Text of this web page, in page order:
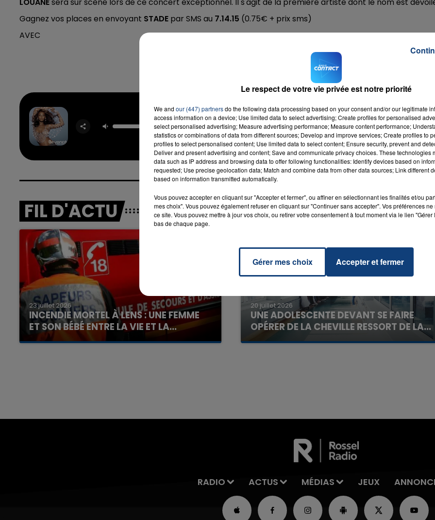
Gagnez vos places en envoyant STADE par SMS au 7.14.15 (0.75€ + prix sms)
AVEC
Naughty Girl
BEYONCE
RADIO CONTACT
FIL D'ACTU
23 juillet 2026
INCENDIE MORTEL À LENS : UNE FEMME
ET SON BÉBÉ ENTRE LA VIE ET LA...
Un homme s'est immolé par le feu après avoir
20 juillet 2026
UNE ADOLESCENTE DEVANT SE FAIRE
OPÉRER DE LA CHEVILLE RESSORT DE LA...
La famille a porté plainte contre la clinique qui a
RADIO ACTUS MÉDIAS JEUX
Le respect de votre vie privée est notre priorité
We and our (447) partnersdo the following data processing based on your consent and/or our legitimate
access information on a device; Use limited data to select advertising; Create profiles for personalised
select personalised advertising; Measure advertising performance; Measure content performance;
statistics or combinations of data from different sources; Develop and improve services; Create profiles to
profiles to select personalised content; Use limited data to select content; Ensure security, prevent and
Deliver and present advertising and content; Save and communicate privacy choices. These technologies
data such as IP address and browsing data to offer following functionalities: Identify devices based on
requested; Use precise geolocation data; Match and combine data from other data sources; Link different
based on information transmitted automatically.
Vous pouvez accepter en cliquant sur "Accepter et fermer", ou affiner en sélectionnant les finalités et/ou
mes choix". Vous pouvez également refuser en cliquant sur "Continuer sans accepter". Vos préférences
ce site. Vous pouvez mettre à jour vos choix, ou retirer votre consentement à tout moment via le lien
bas de chaque page.
Gérer mes choix Accepter et fermer